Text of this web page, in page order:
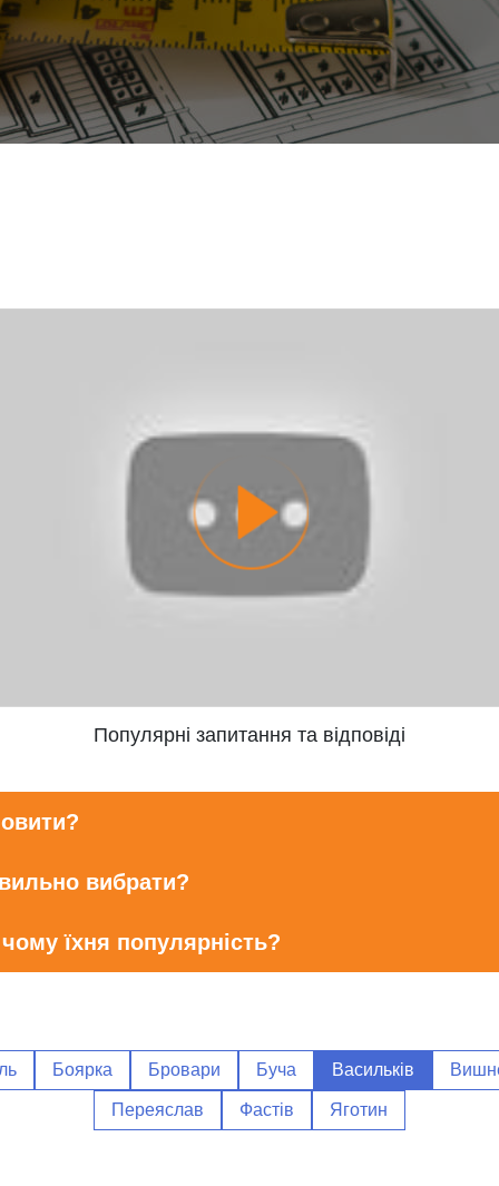
Популярні запитання та відповіді
вибрати?
їхня популярність?
Боярка Бровари Буча Васильків
Переяслав Фастів Яготин